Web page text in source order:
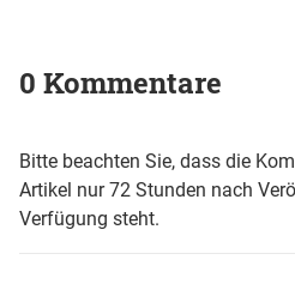
0 Kommentare
Bitte beachten Sie, dass die
Artikel nur 72 Stunden nach
Verfügung steht.